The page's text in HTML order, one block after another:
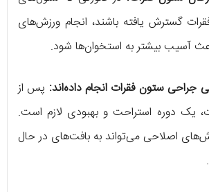
گسترش یافته باشند، انجام ورزش‌های
آسیب بیشتر به استخوان‌ها شود.
جراحی ستون فقرات انجام داده‌اند: پس از
یک دوره استراحت و بهبودی لازم است.
اصلاحی می‌تواند به بافت‌های در حال